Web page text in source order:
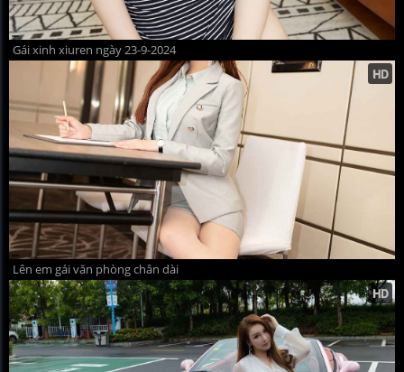
Gái xinh xiuren ngày 23-9-2024
Lên em gái văn phòng chân dài